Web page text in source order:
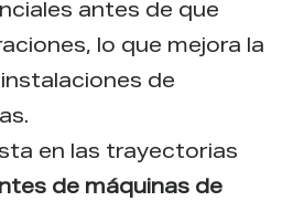
antes de que
lo que mejora la
de
en las trayectorias
de máquinas de